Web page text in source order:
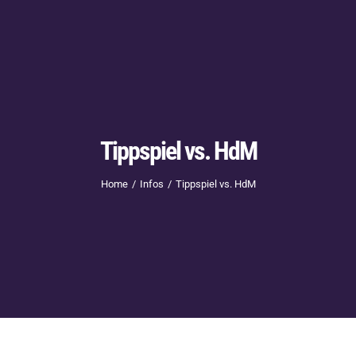
Tippspiel vs. HdM
Home Infos Tippspiel vs. HdM